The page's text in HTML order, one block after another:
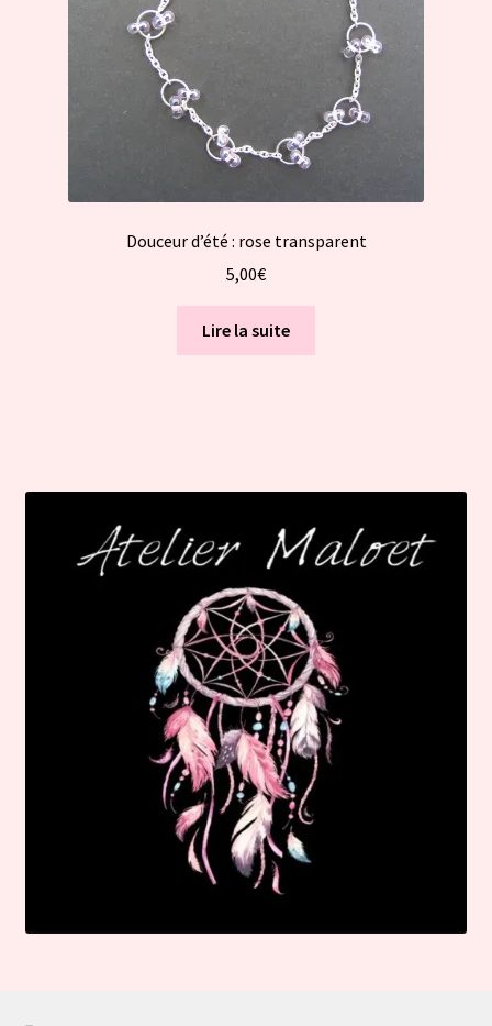
Douceur d’été : rose transparent
5,00€
Lire la suite